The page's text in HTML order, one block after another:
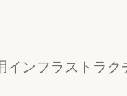
ンフラストラク